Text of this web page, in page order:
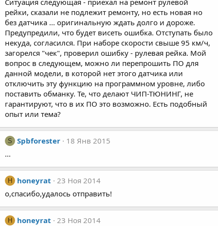
Ситуация следующая - приехал на ремонт рулевой
рейки, сказали не подлежит ремонту, но есть новая но
без датчика ... оригинальную ждать долго и дороже.
Предупредили, что будет висеть ошибка. Отступать было
некуда, согласился. При наборе скорости свыше 95 км/ч,
загорелся "чек", проверил ошибку - рулевая рейка. Мой
вопрос в следующем, можно ли перепрошить ПО для
данной модели, в которой нет этого датчика или
отключить эту функцию на программном уровне, либо
поставить обманку. Те, что делают ЧИП-ТЮНИНГ, не
гарантируют, что в их ПО это возможно. Есть подобный
опыт или тема?
S Spbforester
18 Янв 2015
...
H honeyrat
23 Ноя 2014
о,спасибо,удалось отправить!
H honeyrat
23 Ноя 2014